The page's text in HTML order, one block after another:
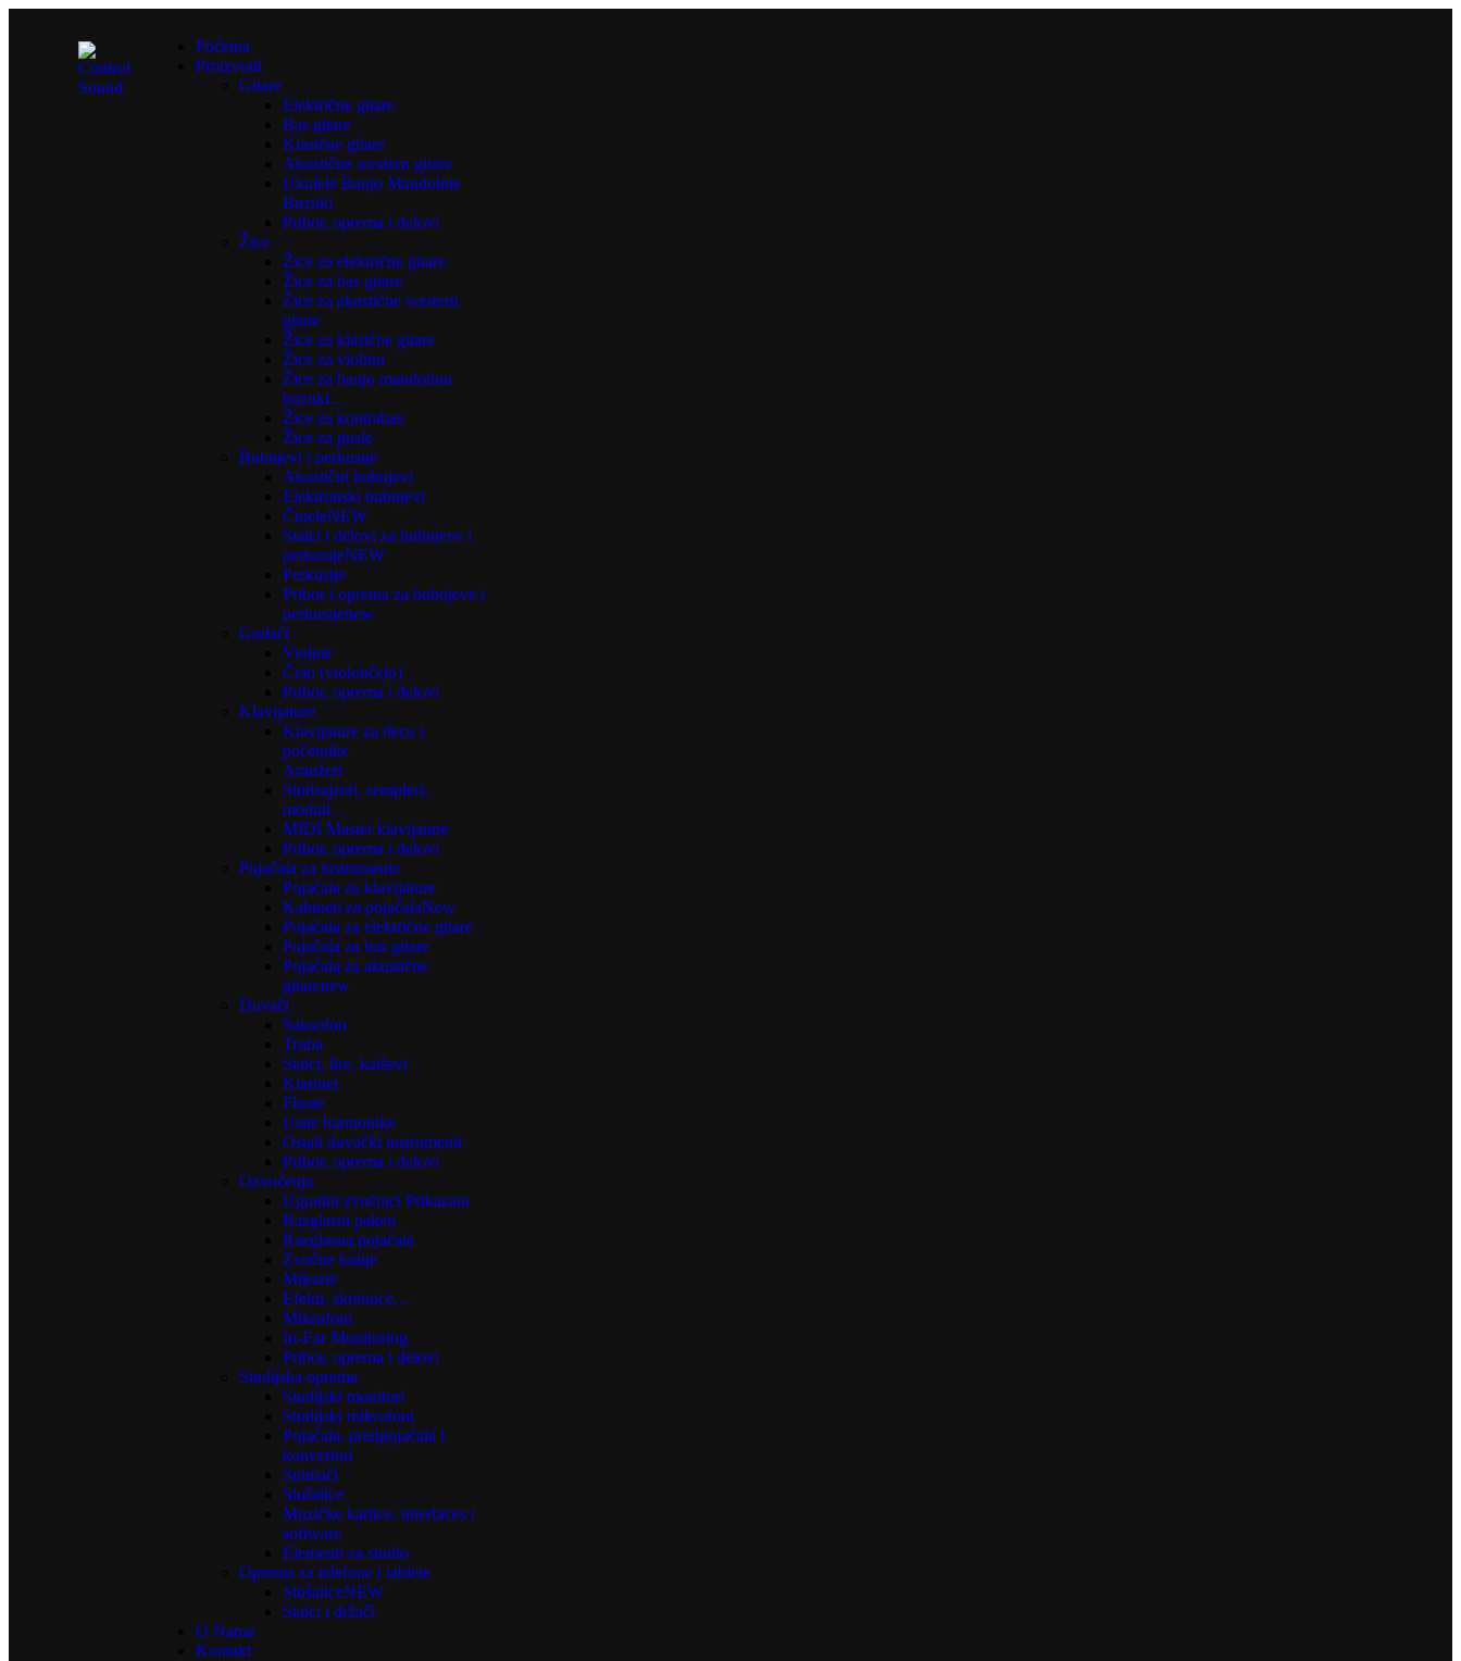
Početna
Proizvodi
Gitare
Električne gitare
Bas gitare
Klasične gitare
Akustične western gitare
Ukulele Banjo Mandoline
Buzuki
Pribor, oprema i delovi
Žice
Žice za električne gitare
Žice za bas gitare
Žice za akustične western
gitare
Žice za klasične gitare
Žice za violinu
Žice za banjo mandolinu
buzuki…
Žice za kontrabas
Žice za gusle
Bubnjevi i perkusije
Akustični bubnjevi
Elektronski bubnjevi
ČineleNEW
Stalci i delovi za bubnjeve i
perkusijeNEW
Perkusije
Pribor i oprema za bubnjeve i
perkusijenew
Gudači
Violine
Čelo (violončelo)
Pribor, oprema i delovi
Klavijature
Klavijature za decu i
početnike
Aranžeri
Sintisajzeri, sempleri,
moduli…
MIDI Master klavijature
Pribor, oprema i delovi
Pojačala za instrumente
Pojačala za klavijature
Kabineti za pojačalaNew
Pojačala za električne gitare
Pojačala za bas gitare
Pojačala za akustične
gitarenew
Duvači
Saksofon
Truba
Stalci, lire, kaiševi
Klarinet
Flaute
Usne harmonike
Ostali duvački instrumenti
Pribor, oprema i delovi
Ozvučenja
Ugradni zvučnici Prikazani
Razglasni paketi
Razglasna pojačala
Zvučne kutije
Miksete
Efekti, skretnice…
Mikrofoni
In-Ear Monitoring
Pribor, oprema i delovi
Studijska oprema
Studijski monitori
Studijski mikrofoni
Pojačala, predpojačala i
konvertori
Snimači
Slušalice
Muzičke kartice, interfaces i
software
Elementi za studio
Oprema za telefone i tablete
SlušaliceNEW
Stalci i držači
O Nama
Kontakt